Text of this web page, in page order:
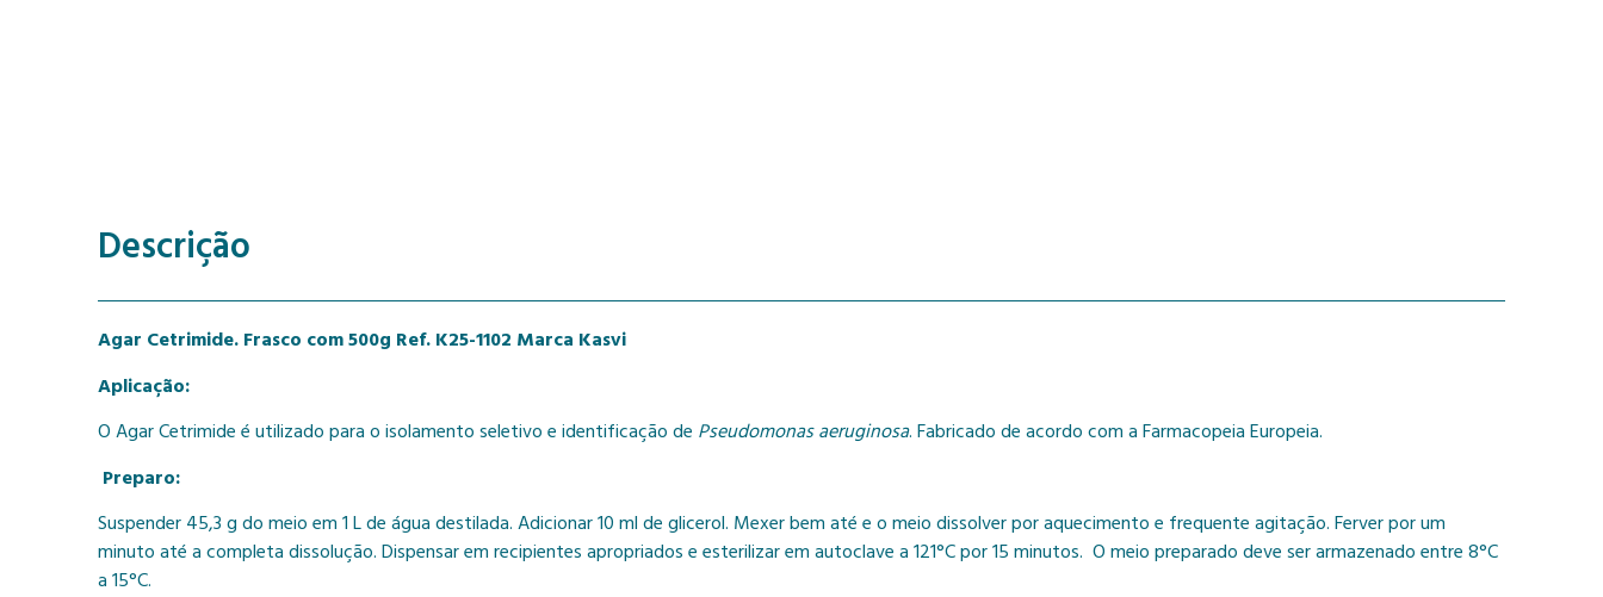
Descrição
Agar Cetrimide. Frasco com 500g Ref. K25-1102 Marca Kasvi
Aplicação:
O Agar Cetrimide é utilizado para o isolamento seletivo e identificação de Pseudomonas aeruginosa. Fabricado de acordo com a Farmacopeia Europeia.
Preparo:
Suspender 45,3 g do meio em 1 L de água destilada. Adicionar 10 ml de glicerol. Mexer bem até e o meio dissolver por aquecimento e frequente agitação. Ferver por um
minuto até a completa dissolução. Dispensar em recipientes apropriados e esterilizar em autoclave a 121°C por 15 minutos. O meio preparado deve ser armazenado entre 8°C
a 15°C.